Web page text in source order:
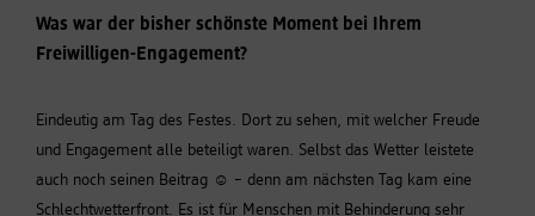
Was war der bisher schönste Moment bei Ihrem
Freiwilligen-Engagement?
Eindeutig am Tag des Festes. Dort zu sehen, mit welcher Freude
und Engagement alle beteiligt waren. Selbst das Wetter leistete
auch noch seinen Beitrag ☺ – denn am nächsten Tag kam eine
Schlechtwetterfront. Es ist für Menschen mit Behinderung sehr